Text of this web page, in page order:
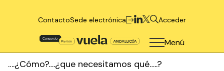
ContactoSede electrónica Acceder
Menú
….¿Cómo?….¿que necesitamos qué…..?